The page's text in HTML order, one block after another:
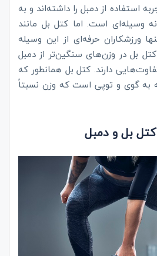
استفاده از دمبل را داشته‌اند و به
وسیله‌ای است‌. اما کتل بل مانند
ورزشکاران حرفه‌ای از این وسیله
کتل بل در وزن‌های سنگین‌تر از دمبل
دارند. کتل بل همانطور که
به گوی و توپی است که وزن نسبتاً
بل و دمبل